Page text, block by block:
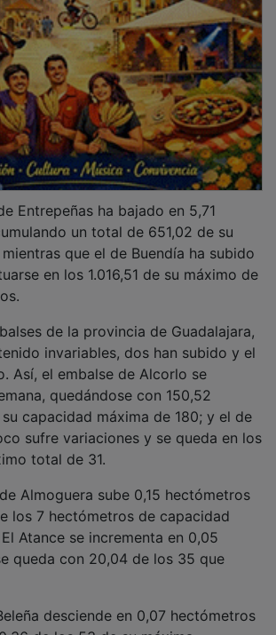
un total de 651,02 de su
que el de Buendía ha subido
en los 1.016,51 de su máximo de
invariables, dos han subido y el
Así, el embalse de Alcorlo se
quedándose con 150,52
capacidad máxima de 180; y el de
sufre variaciones y se queda en los
total de 31.
los 7 hectómetros de capacidad
Atance se incrementa en 0,05
queda con 20,04 de los 35 que
de los 53 de su máxima